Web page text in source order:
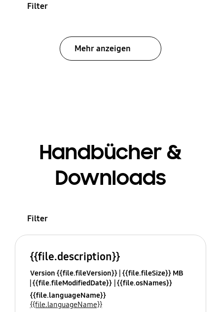
Filter
Mehr anzeigen
Handbücher &
Downloads
Filter
{{file.description}}
Version {{file.fileVersion}} {{file.fileSize}} MB
{{file.fileModifiedDate}} {{file.osNames}}
{{file.languageName}}
{{file.languageName}}